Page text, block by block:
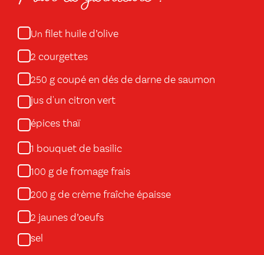
Un filet huile d’olive
2 courgettes
250 g coupé en dés de darne de saumon
jus d'un citron vert
épices thaï
1 bouquet de basilic
100 g de fromage frais
200 g de crème fraîche épaisse
2 jaunes d’oeufs
sel